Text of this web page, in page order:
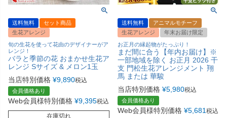
送料無料
セット商品
生花アレンジ
旬の生花を使って花由のデザイナーがア
レンジ！
バラと季節の花 おまかせ生花ア
レンジ Sサイズ & メロン1玉
当店特別価格 ¥9,890税込
会員価格あり
Web会員様特別価格 ¥9,395税込
在庫切れ
送料無料
アニマルモチーフ
生花アレンジ
年末お届け限定
お正月の縁起物がたっぷり！
まだ間に合う【年内お届け】※
一部地域を除く お正月 2026 干
支 門松生花アレンジメント 翔
馬 または 華駿
当店特別価格 ¥5,980税込
会員価格あり
Web会員様特別価格 ¥5,681 税込